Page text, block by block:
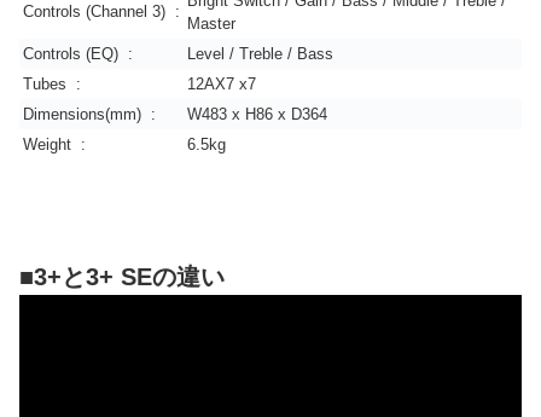
Controls (Channel 3) :
Master
Controls (EQ) :
Level / Treble / Bass
Tubes :
12AX7 x7
Dimensions(mm) :
W483 x H86 x D364
Weight :
6.5kg
■3+と3+ SEの違い